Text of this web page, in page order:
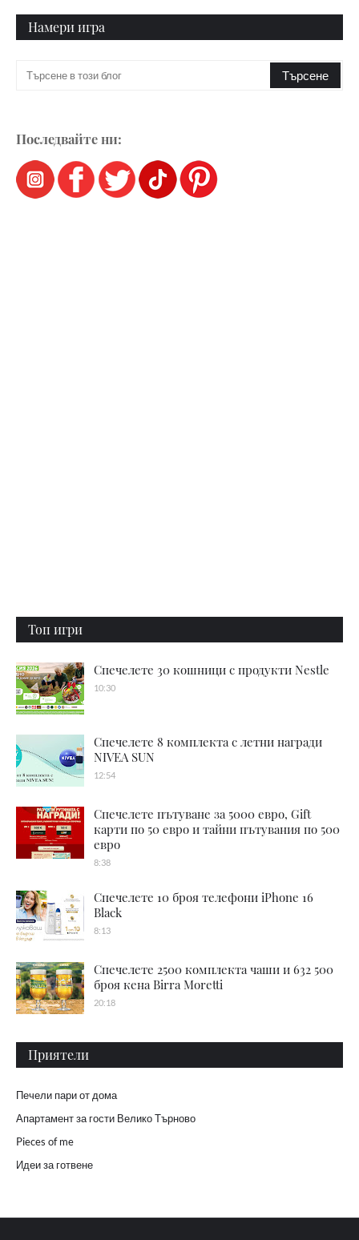
Намери игра
Последвайте ни:
Топ игри
Спечелете 30 кошници с продукти Nestle
10:30
Спечелете 8 комплекта с летни награди
NIVEA SUN
12:54
Спечелете пътуване за 5000 евро, Gift
карти по 50 евро и тайни пътувания по 500
евро
8:38
Спечелете 10 броя телефони iPhone 16
Black
8:13
Спечелете 2500 комплекта чаши и 632 500
броя кена Birra Moretti
20:18
Приятели
Печели пари от дома
Апартамент за гости Велико Търново
Pieces of me
Идеи за готвене